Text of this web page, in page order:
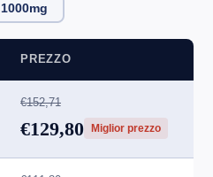
1000mg
PREZZO
€152,71
€129,80 Miglior prezzo